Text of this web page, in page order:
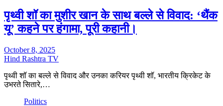
पृथ्वी शॉ का मुशीर खान के साथ बल्ले से विवाद: ‘थैंक
यू’ कहने पर हंगामा, पूरी कहानी।
October 8, 2025
Hind Rashtra TV
पृथ्वी शॉ का बल्ले से विवाद और उनका करियर पृथ्वी शॉ, भारतीय क्रिकेट के
उभरते सितारे,…
Politics